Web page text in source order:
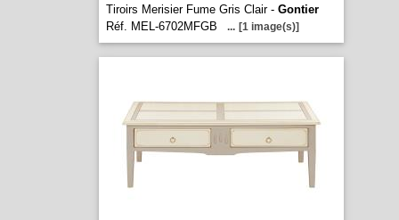
Tiroirs Merisier Fume Gris Clair - Gontier
Réf. MEL-6702MFGB
... [1 image(s)]